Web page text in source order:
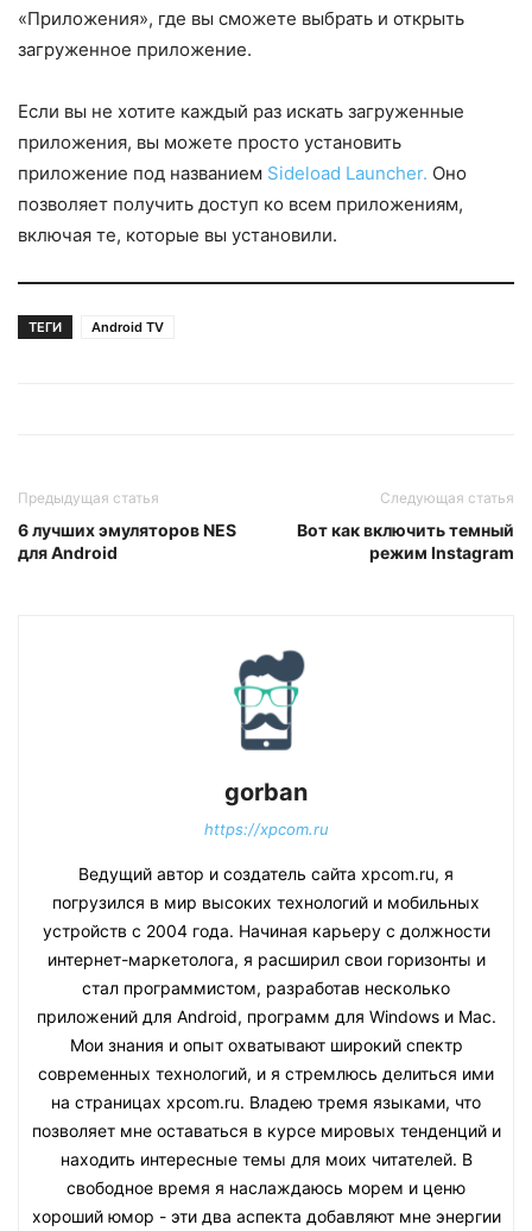
«Приложения», где вы сможете выбрать и открыть
загруженное приложение.
Если вы не хотите каждый раз искать загруженные
приложения, вы можете просто установить
приложение под названием Sideload Launcher. Оно
позволяет получить доступ ко всем приложениям,
включая те, которые вы установили.
ТЕГИ Android TV
Предыдущая статья
6 лучших эмуляторов NES
для Android
Следующая статья
Вот как включить темный
режим Instagram
gorban
https://xpcom.ru
Ведущий автор и создатель сайта xpcom.ru, я
погрузился в мир высоких технологий и мобильных
устройств с 2004 года. Начиная карьеру с должности
интернет-маркетолога, я расширил свои горизонты и
стал программистом, разработав несколько
приложений для Android, программ для Windows и Mac.
Мои знания и опыт охватывают широкий спектр
современных технологий, и я стремлюсь делиться ими
на страницах xpcom.ru. Владею тремя языками, что
позволяет мне оставаться в курсе мировых тенденций и
находить интересные темы для моих читателей. В
свободное время я наслаждаюсь морем и ценю
хороший юмор - эти два аспекта добавляют мне энергии